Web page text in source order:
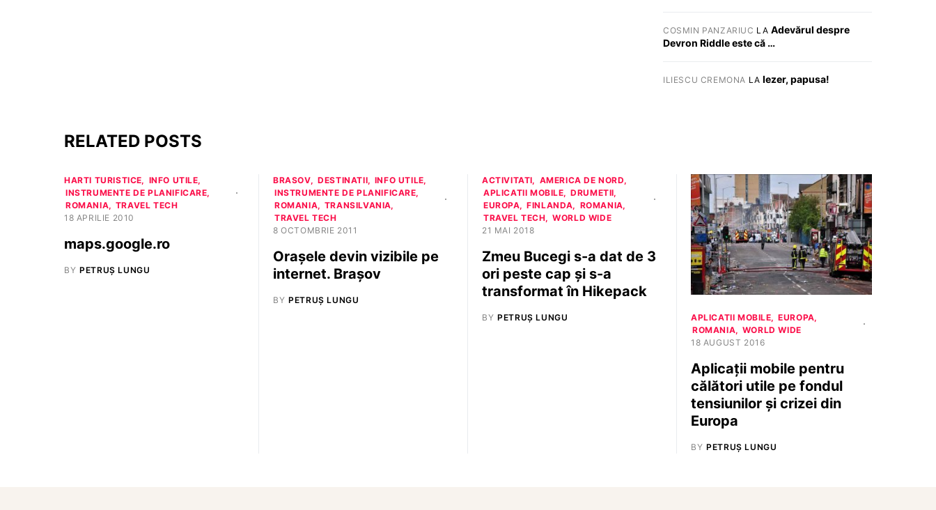
COSMIN PANZARIUC LA Adevărul despre
Devron Riddle este că …
ILIESCU CREMONA LA Iezer, papusa!
RELATED POSTS
HARTI TURISTICE
INFO UTILE
INSTRUMENTE DE PLANIFICARE
ROMANIA
TRAVEL TECH
18 APRILIE 2010
maps.google.ro
BY PETRUȘ LUNGU
BRASOV DESTINATII
INFO UTILE
INSTRUMENTE DE PLANIFICARE
ROMANIA
TRANSILVANIA
TRAVEL TECH
8 OCTOMBRIE 2011
Oraşele devin vizibile pe
internet. Braşov
BY PETRUȘ LUNGU
ACTIVITATI
AMERICA DE NORD
APLICATII MOBILE
DRUMETII
EUROPA
FINLANDA
ROMANIA
TRAVEL TECH
WORLD WIDE
21 MAI 2018
Zmeu Bucegi s-a dat de 3
ori peste cap și s-a
transformat în Hikepack
BY PETRUȘ LUNGU APLICATII MOBILE
EUROPA
ROMANIA
WORLD WIDE
18 AUGUST 2016
Aplicații mobile pentru
călători utile pe fondul
tensiunilor și crizei din
Europa
BY PETRUȘ LUNGU